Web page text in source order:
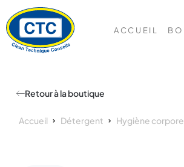
ACCUEIL
Retour à la boutique
Accueil Détergent Hygiène